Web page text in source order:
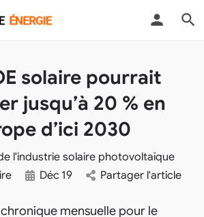
solaire pourrait
jusqu’à 20 % en
d’ici 2030
l'industrie solaire photovoltaïque
Déc 19 Partager l'article
mensuelle pour le